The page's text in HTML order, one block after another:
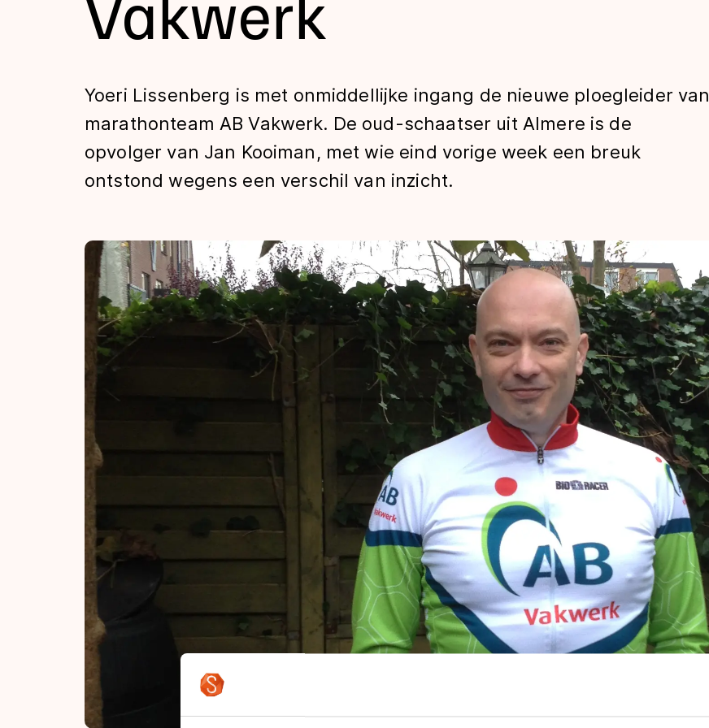
Tijden & historie
De weg op
Schaatsfans
Yoeri Lissenberg is met onmiddellijke ingang de nieuwe ploegleider van
marathonteam AB Vakwerk. De oud-schaatser uit Almere is de
opvolger van Jan Kooiman, met wie eind vorige week een breuk
ontstond wegens een verschil van inzicht.